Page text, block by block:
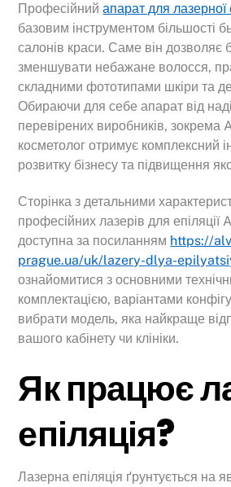
Професійнийапарат для лазерної
базовим інструментом більшості
салонів краси. Саме він дозволяє
зменшувати небажане волосся,
складними фототипами шкіри та
Обираючи для себе апарат від
перевірених виробників, зокрема
косметолог отримує комплексний
розвитку бізнесу та підвищення
Сторінка з детальними
професійних лазерів для епіляції
доступна за посиланням https://
prague.ua/uk/lazery-dlya-
ознайомитися з основними
комплектацією, варіантами
вибрати модель, яка найкраще
вашого кабінету чи клініки.
Як працює
епіляція?
Лазерна епіляція ґрунтується на